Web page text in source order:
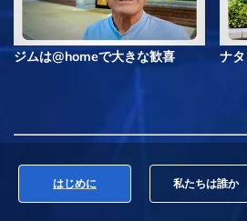
ジムは@homeで大きな歓喜 ナ
はじめに 私たちは誰か